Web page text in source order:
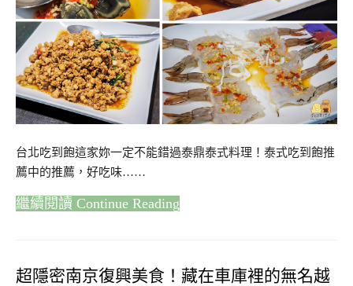
台北吃到飽這家妳一定不能錯過泰鼎泰式料理！泰式吃到飽推
薦中的推薦，好吃味……
Continue Reading
超隱密南京復興美食！藏在車庫裡的無名越